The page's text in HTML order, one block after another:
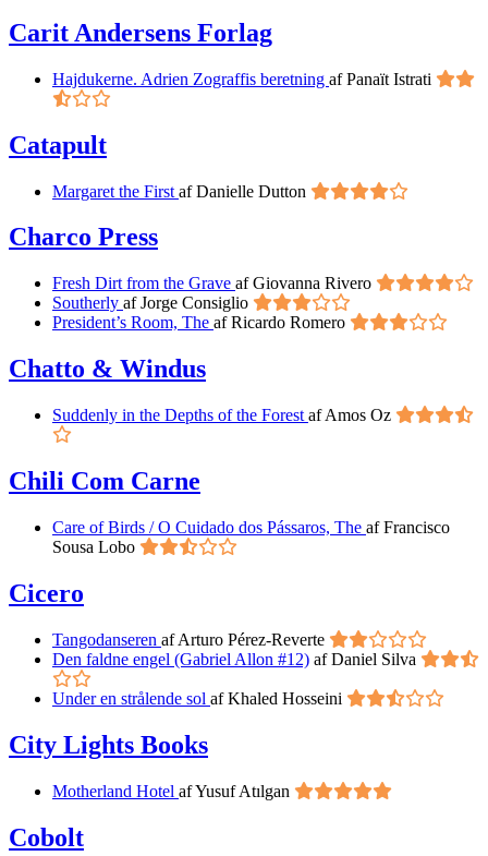
Carit Andersens Forlag
Hajdukerne. Adrien Zograffis beretning af Panaït Istrati
Catapult
Margaret the First af Danielle Dutton
Charco Press
Fresh Dirt from the Grave af Giovanna Rivero
Southerly af Jorge Consiglio
President’s Room, The af Ricardo Romero
Chatto & Windus
Suddenly in the Depths of the Forest af Amos Oz
Chili Com Carne
Care of Birds / O Cuidado dos Pássaros, The af Francisco
Sousa Lobo
Cicero
Tangodanseren af Arturo Pérez-Reverte
Den faldne engel (Gabriel Allon #12) af Daniel Silva
Under en strålende sol af Khaled Hosseini
City Lights Books
Motherland Hotel af Yusuf Atılgan
Cobolt